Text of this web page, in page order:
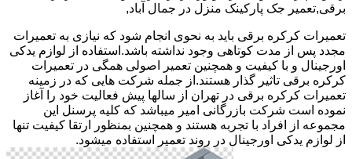
برقی,تعمیر جک پارکینک منزل در جمال آباد,
تعمیرات کرکره برقی باید به نحوی انجام شود که نیازی به تعمیرات
مجدد پس از مدت کوتاهی وجود نداشته باشد.استفاده از لوازم یدکی
اورجینال و با کیفیت و همچنین تعمیر اصولی همگی در تعمیرات
کرکره برقی تاثیر گذار هستند.از جمله شرکت هایی که در زمینه
تعمیرات کرکره برقی در تهران از سالها پیش فعالیت خود را آغاز
نموده است شرکت بازرگانی امیر میباشد که کلیه پرسنل این
مجموعه از افراد با تجربه هستند و همچنین بمنظور ارتقا کیفیت تنها
از لوازم یدکی اورجینال در روند تعمیر استفاده میشود.